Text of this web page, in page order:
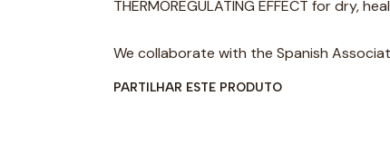
THERMOREGULATING EFFECT for dry,
We collaborate with the Spanish
PARTILHAR ESTE PRODUTO